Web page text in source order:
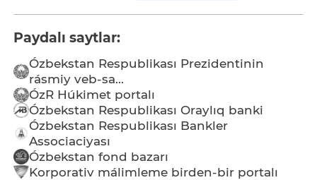
Paydalı saytlar:
Ózbekstan Respublikası Prezidentinin
rásmiy veb-sa...
ÓzR Húkimet portalı
Ózbekstan Respublikası Oraylıq banki
Ózbekstan Respublikası Bankler
Associaciyası
Ózbekstan fond bazarı
Korporativ málimleme birden-bir portalı